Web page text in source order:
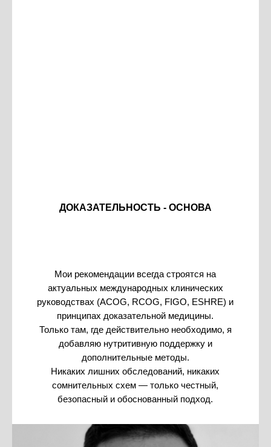
ДОКАЗАТЕЛЬНОСТЬ - ОСНОВА
Мои рекомендации всегда строятся на
актуальных международных клинических
руководствах (ACOG, RCOG, FIGO, ESHRE) и
принципах доказательной медицины.
Только там, где действительно необходимо, я
добавляю нутритивную поддержку и
дополнительные методы.
Никаких лишних обследований, никаких
сомнительных схем — только честный,
безопасный и обоснованный подход.